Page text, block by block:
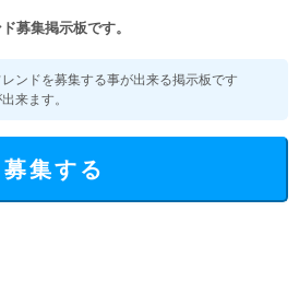
募集掲示板です。
ンドを募集する事が出来る掲示板です
来ます。
募集する